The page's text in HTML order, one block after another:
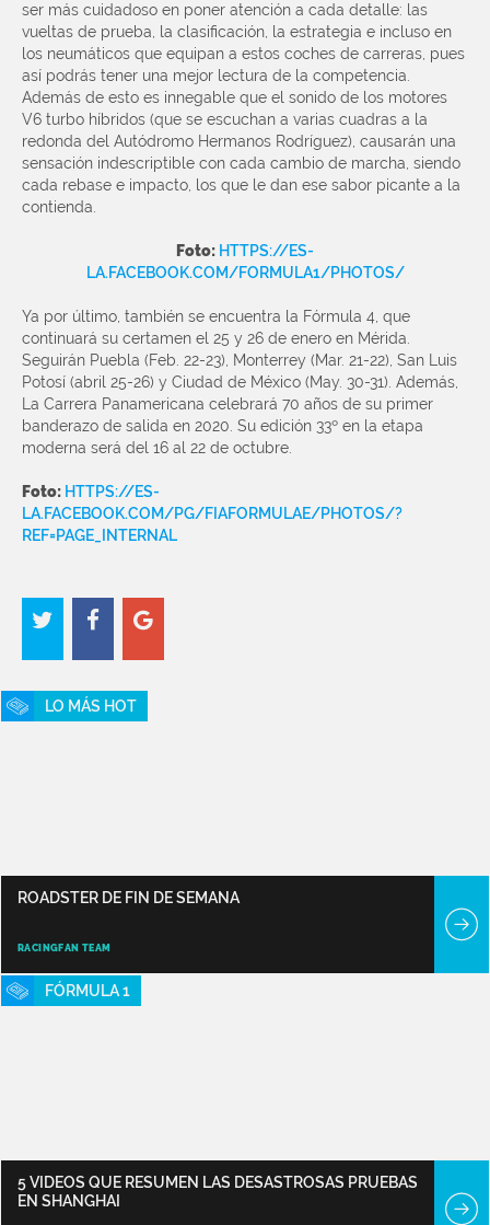
ser más cuidadoso en poner atención a cada detalle: las
vueltas de prueba, la clasificación, la estrategia e incluso en
los neumáticos que equipan a estos coches de carreras, pues
así podrás tener una mejor lectura de la competencia.
Además de esto es innegable que el sonido de los motores
V6 turbo híbridos (que se escuchan a varias cuadras a la
redonda del Autódromo Hermanos Rodríguez), causarán una
sensación indescriptible con cada cambio de marcha, siendo
cada rebase e impacto, los que le dan ese sabor picante a la
contienda.
Foto: HTTPS://ES-
LA.FACEBOOK.COM/FORMULA1/PHOTOS/
Ya por último, también se encuentra la Fórmula 4, que
continuará su certamen el 25 y 26 de enero en Mérida.
Seguirán Puebla (Feb. 22-23), Monterrey (Mar. 21-22), San Luis
Potosí (abril 25-26) y Ciudad de México (May. 30-31). Además,
La Carrera Panamericana celebrará 70 años de su primer
banderazo de salida en 2020. Su edición 33º en la etapa
moderna será del 16 al 22 de octubre.
Foto: HTTPS://ES-
LA.FACEBOOK.COM/PG/FIAFORMULAE/PHOTOS/?
REF=PAGE_INTERNAL
LO MÁS HOT
ROADSTER DE FIN DE SEMANA
RACINGFAN TEAM
FÓRMULA 1
5 VIDEOS QUE RESUMEN LAS DESASTROSAS PRUEBAS
EN SHANGHAI